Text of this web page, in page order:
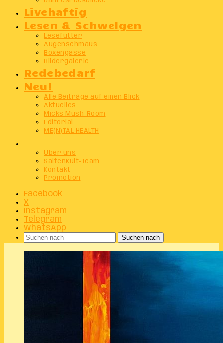
Livehaftig
Lesen & Schwelgen
Lesefutter
Augenschmaus
Boxengasse
Bildergalerie
Redebedarf
Neu!
Alle Beiträge auf einen Blick
Aktuelles
Micks Mush-Room
Editorial
ME(N)TAL HEALTH
Über uns
SaitenKult-Team
Kontakt
Promotion
Facebook
X
Instagram
Telegram
WhatsApp
Suchen nach